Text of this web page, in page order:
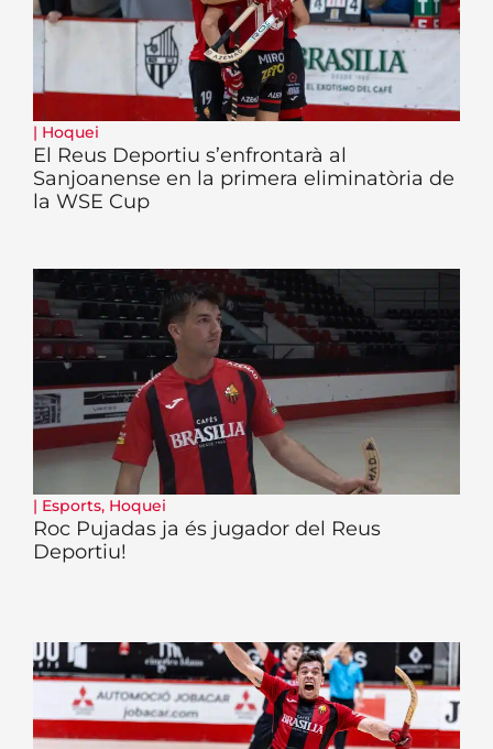
| Hoquei
El Reus Deportiu s’enfrontarà al
Sanjoanense en la primera eliminatòria de
la WSE Cup
| Esports, Hoquei
Roc Pujadas ja és jugador del Reus
Deportiu!